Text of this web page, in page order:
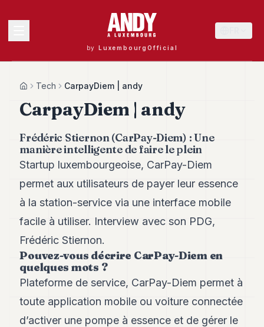
by LuxembourgOfficial
40
Andy
39
38
Andy
Andy
35
Andy
34
33
Andy
HomeTech CarpayDiem | andy
CarpayDiem | andy
Frédéric Stiernon (CarPay-Diem) : Une
manière intelligente de faire le plein
Startup luxembourgeoise, CarPay-Diem
permet aux utilisateurs de payer leur essence
à la station-service via une interface mobile
facile à utiliser. Interview avec son PDG,
Frédéric Stiernon.
Pouvez-vous décrire CarPay-Diem en
quelques mots ?
Plateforme de service, CarPay-Diem permet à
toute application mobile ou voiture connectée
d’activer une pompe à essence et de gérer le